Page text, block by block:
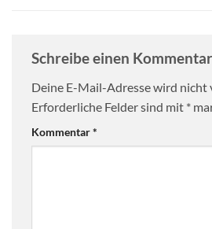
Schreibe einen Kommentar
Deine E-Mail-Adresse wird
Erforderliche Felder sind mit *
Kommentar*